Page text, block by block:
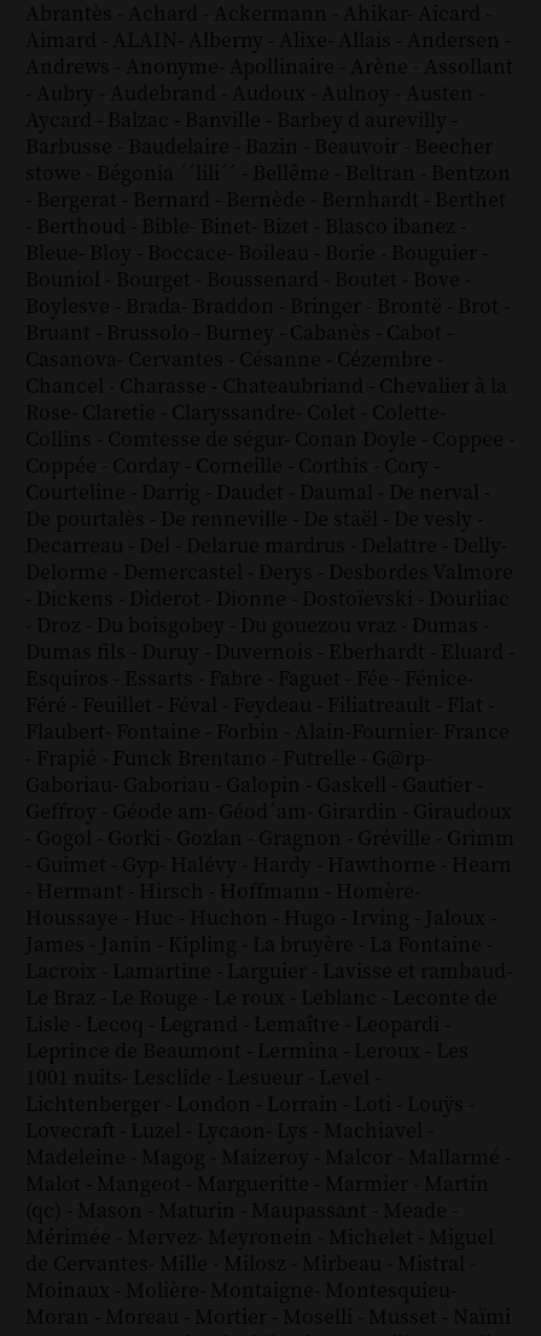
Abrantès - Achard - Ackermann - Ahikar- Aicard -
Aimard - ALAIN- Alberny - Alixe- Allais - Andersen -
Andrews - Anonyme- Apollinaire - Arène - Assollant
- Aubry - Audebrand - Audoux - Aulnoy - Austen -
Aycard - Balzac - Banville - Barbey d aurevilly -
Barbusse - Baudelaire - Bazin - Beauvoir - Beecher
stowe - Bégonia ´´lili´´ - Bellême - Beltran - Bentzon
- Bergerat - Bernard - Bernède - Bernhardt - Berthet
- Berthoud - Bible- Binet- Bizet - Blasco ibanez -
Bleue- Bloy - Boccace- Boileau - Borie - Bouguier -
Bouniol - Bourget - Boussenard - Boutet - Bove -
Boylesve - Brada- Braddon - Bringer - Brontë - Brot -
Bruant - Brussolo - Burney - Cabanès - Cabot -
Casanova- Cervantes - Césanne - Cézembre -
Chancel - Charasse - Chateaubriand - Chevalier à la
Rose- Claretie - Claryssandre- Colet - Colette-
Collins - Comtesse de ségur- Conan Doyle - Coppee -
Coppée - Corday - Corneille - Corthis - Cory -
Courteline - Darrig - Daudet - Daumal - De nerval -
De pourtalès - De renneville - De staël - De vesly -
Decarreau - Del - Delarue mardrus - Delattre - Delly-
Delorme - Demercastel - Derys - Desbordes Valmore
- Dickens - Diderot - Dionne - Dostoïevski - Dourliac
- Droz - Du boisgobey - Du gouezou vraz - Dumas -
Dumas fils - Duruy - Duvernois - Eberhardt - Eluard -
Esquiros - Essarts - Fabre - Faguet - Fée - Fénice-
Féré - Feuillet - Féval - Feydeau - Filiatreault - Flat -
Flaubert- Fontaine - Forbin - Alain-Fournier- France
- Frapié - Funck Brentano - Futrelle - G@rp-
Gaboriau- Gaboriau - Galopin - Gaskell - Gautier -
Geffroy - Géode am- Géod´am- Girardin - Giraudoux
- Gogol - Gorki - Gozlan - Gragnon - Gréville - Grimm
- Guimet - Gyp- Halévy - Hardy - Hawthorne - Hearn
- Hermant - Hirsch - Hoffmann - Homère-
Houssaye - Huc - Huchon - Hugo - Irving - Jaloux -
James - Janin - Kipling - La bruyère - La Fontaine -
Lacroix - Lamartine - Larguier - Lavisse et rambaud-
Le Braz - Le Rouge - Le roux - Leblanc - Leconte de
Lisle - Lecoq - Legrand - Lemaître - Leopardi -
Leprince de Beaumont - Lermina - Leroux - Les
1001 nuits- Lesclide - Lesueur - Level -
Lichtenberger - London - Lorrain - Loti - Louÿs -
Lovecraft - Luzel - Lycaon- Lys - Machiavel -
Madeleine - Magog - Maizeroy - Malcor - Mallarmé -
Malot - Mangeot - Margueritte - Marmier - Martin
(qc) - Mason - Maturin - Maupassant - Meade -
Mérimée - Mervez- Meyronein - Michelet - Miguel
de Cervantes- Mille - Milosz - Mirbeau - Mistral -
Moinaux - Molière- Montaigne- Montesquieu-
Moran - Moreau - Mortier - Moselli - Musset - Naïmi